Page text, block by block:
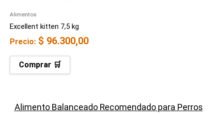
Alimentos
Excellent kitten 7,5 kg
Precio: $ 96.300,00
Comprar 🛒
Alimento Balanceado Recomendado para Perros